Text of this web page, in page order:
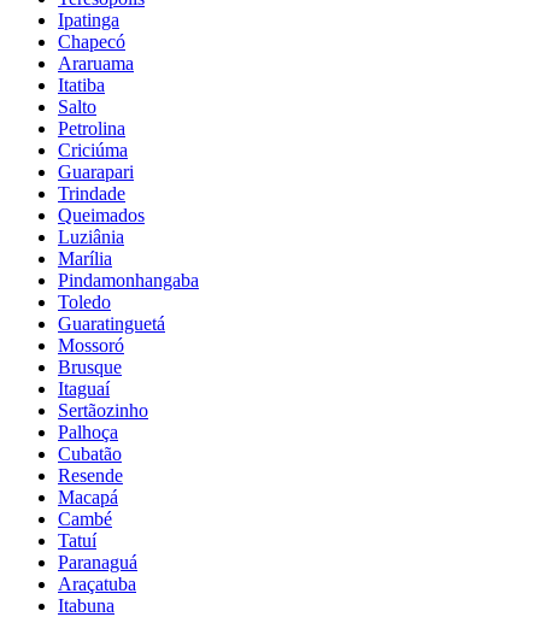
Ipatinga
Chapecó
Araruama
Itatiba
Salto
Petrolina
Criciúma
Guarapari
Trindade
Queimados
Luziânia
Marília
Pindamonhangaba
Toledo
Guaratinguetá
Mossoró
Brusque
Itaguaí
Sertãozinho
Palhoça
Cubatão
Resende
Macapá
Cambé
Tatuí
Paranaguá
Araçatuba
Itabuna